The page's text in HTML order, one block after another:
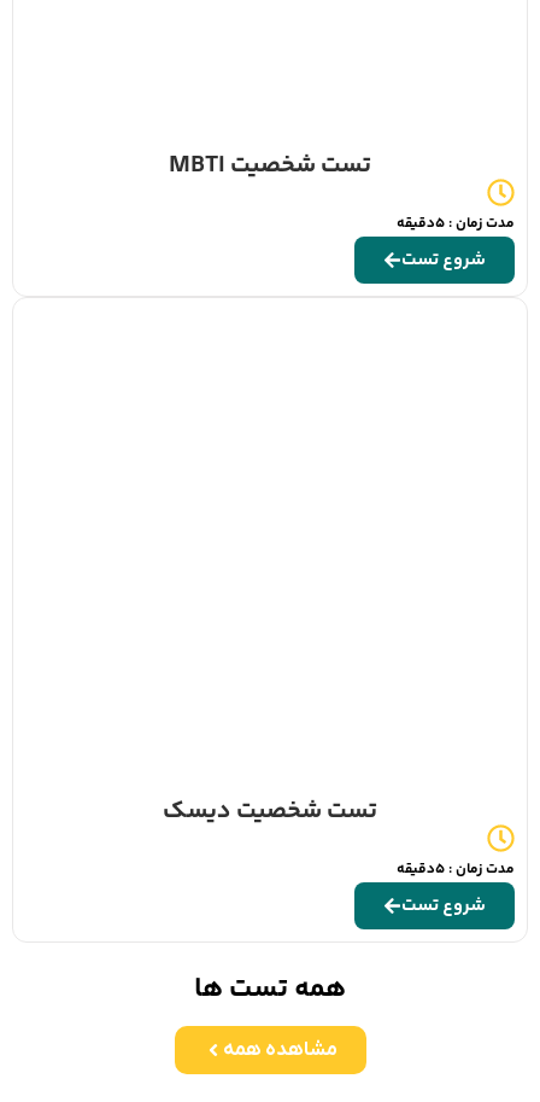
تست شخصیت MBTI
مدت زمان : 5دقیقه
شروع تست
تست شخصیت دیسک
مدت زمان : 5دقیقه
شروع تست
همه تست ها
مشاهده همه